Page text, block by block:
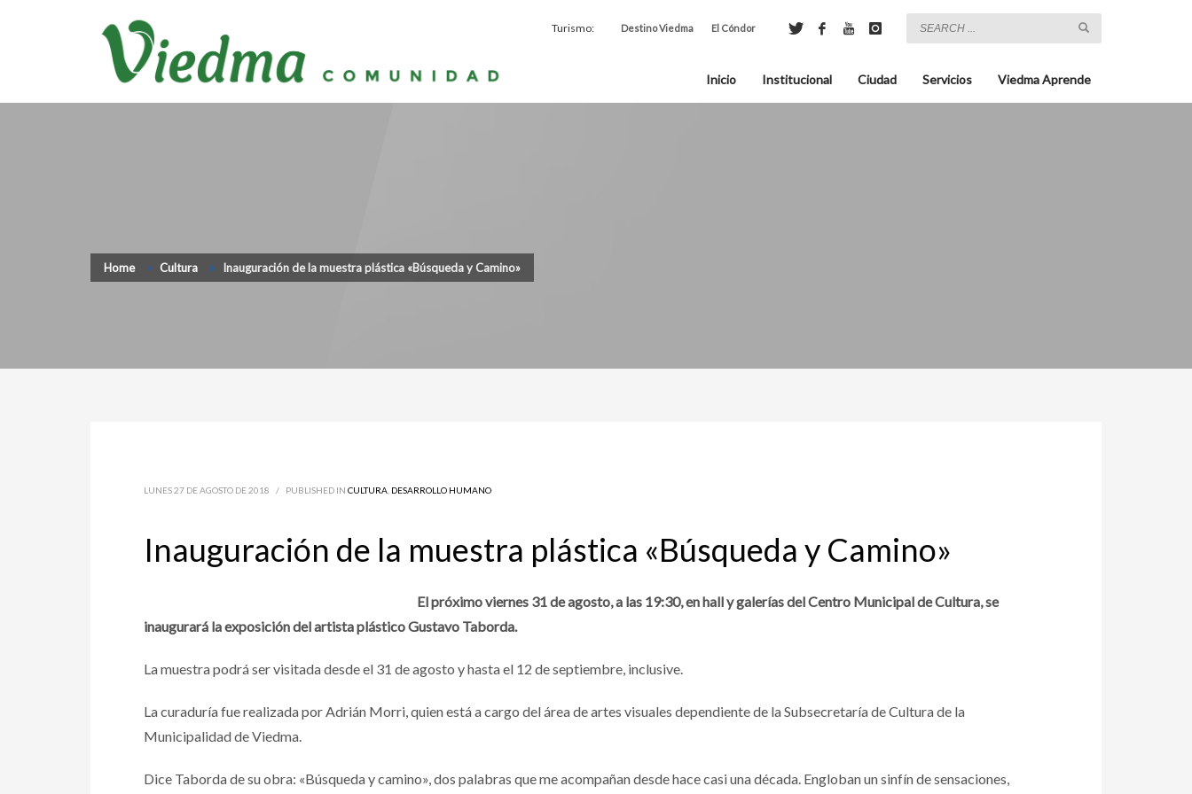
Turismo: Destino Viedma El Cóndor
Inicio Institucional Ciudad Servicios Viedma Aprende
Home Cultura Inauguración de la muestra plástica «Búsqueda y Camino»
LUNES 27 DE AGOSTO DE 2018 / PUBLISHED IN CULTURA DESARROLLO HUMANO
Inauguración de la muestra plástica «Búsqueda y Camino»
El próximo viernes 31 de agosto, a las 19:30, en hall y galerías del Centro Municipal de Cultura, se
inaugurará la exposición del artista plástico Gustavo Taborda.
La muestra podrá ser visitada desde el 31 de agosto y hasta el 12 de septiembre, inclusive.
La curaduría fue realizada por Adrián Morri, quien está a cargo del área de artes visuales dependiente de la Subsecretaría de Cultura de la
Municipalidad de Viedma.
Dice Taborda de su obra: «Búsqueda y camino», dos palabras que me acompañan desde hace casi una década. Engloban un sinfín de sensaciones,